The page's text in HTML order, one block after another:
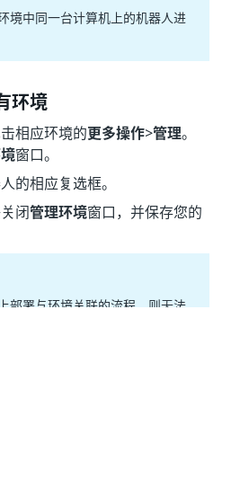
境中同一台计算机上的机器人进
环境
相应环境的更多操作>管理。
窗口。
的相应复选框。
闭管理环境窗口，并保存您的
部署与环境关联的流程，则无法